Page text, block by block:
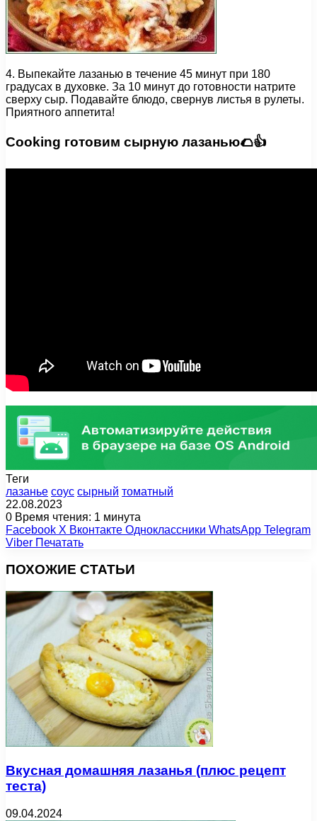
4. Выпекайте лазанью в течение 45 минут при 180
градусах в духовке. За 10 минут до готовности натрите
сверху сыр. Подавайте блюдо, свернув листья в рулеты.
Приятного аппетита!
Cooking готовим сырную лазанью🌮👍
Теги
лазанье соус сырный томатный
22.08.2023
0 Время чтения: 1 минута
Facebook X Вконтакте Одноклассники WhatsApp Telegram
Viber Печатать
ПОХОЖИЕ СТАТЬИ
Вкусная домашняя лазанья (плюс рецепт
теста)
09.04.2024